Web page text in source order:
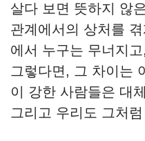
살다 보면 뜻하지 않
관계에서의 상처를
에서 누구는 무너지
그렇다면, 그 차이는
이 강한 사람들은 대
그리고 우리도 그처